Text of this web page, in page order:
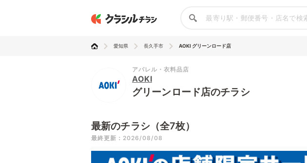
愛知県 長久手市 AOKI グリーンロード店
アパレル・衣料品店
AOKI
グリーンロード店のチラシ
最新のチラシ（全7枚）
最終更新：2026/08/08